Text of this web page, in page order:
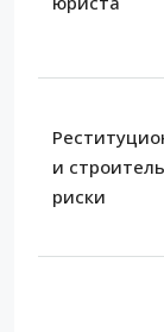
и
риски